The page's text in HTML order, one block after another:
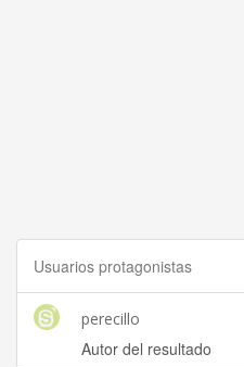
Usuarios protagonistas
perecillo
Autor del resultado